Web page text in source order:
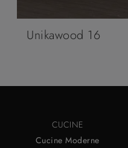
Unikawood 16
CUCINE
Cucine Moderne